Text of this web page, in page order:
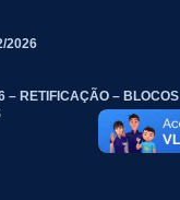
2026
– RETIFICAÇÃO – BLOCOS